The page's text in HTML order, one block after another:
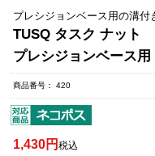
プレシジョンベース用の溝
TUSQ タスク ナット
プレシジョンベース
商品番号 420
1,430 税込